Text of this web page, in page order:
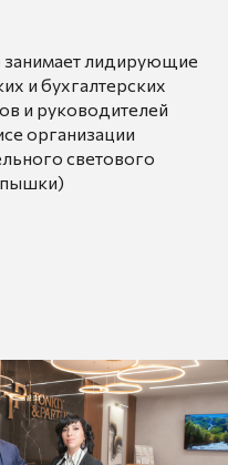
занимает лидирующие
и бухгалтерских
и руководителей
организации
светового